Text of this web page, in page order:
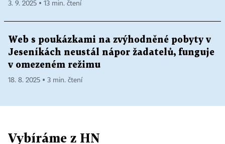
3. 9. 2025 ▪ 13 min. čtení
Web s poukázkami na zvýhodněné pobyty v
Jeseníkách neustál nápor žadatelů, funguje
v omezeném režimu
18. 8. 2025 ▪ 3 min. čtení
Vybíráme z HN